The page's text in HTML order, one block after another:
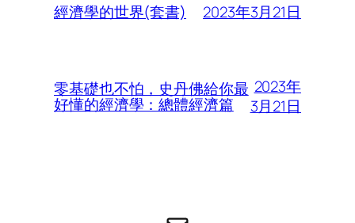
經濟學的世界(套書) 2023年3月21日
零基礎也不怕，史丹佛給你最
好懂的經濟學：總體經濟篇
2023年
3月21日